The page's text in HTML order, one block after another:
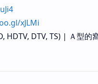
xJLMi
HDTV, DTV, TS) | Ａ型的